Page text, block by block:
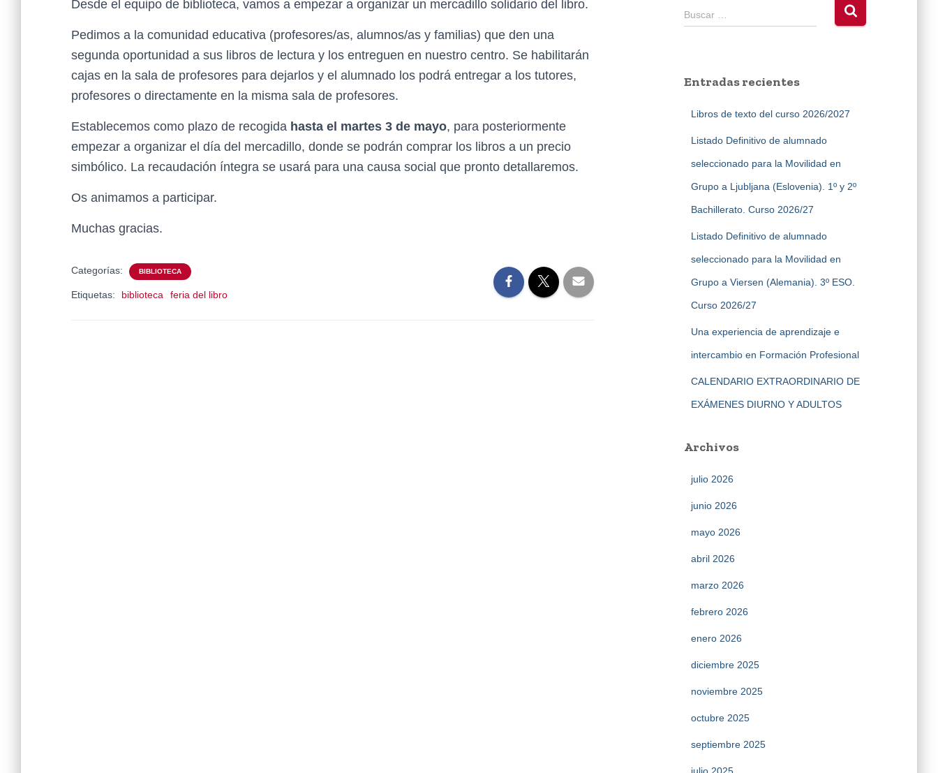
Desde el equipo de biblioteca, vamos a empezar a organizar un mercadillo solidario del libro.
Pedimos a la comunidad educativa (profesores/as, alumnos/as y familias) que den una
segunda oportunidad a sus libros de lectura y los entreguen en nuestro centro. Se habilitarán
cajas en la sala de profesores para dejarlos y el alumnado los podrá entregar a los tutores,
profesores o directamente en la misma sala de profesores.
Establecemos como plazo de recogida hasta el martes 3 de mayo, para posteriormente
empezar a organizar el día del mercadillo, donde se podrán comprar los libros a un precio
simbólico. La recaudación íntegra se usará para una causa social que pronto detallaremos.
Os animamos a participar.
Muchas gracias.
Categorías: BIBLIOTECA
Etiquetas: biblioteca feria del libro
B
u
r
Buscar …
Entradas recientes
Libros de texto del curso 2026/2027
Listado Definitivo de alumnado
seleccionado para la Movilidad en
Grupo a Ljubljana (Eslovenia). 1º y 2º
Bachillerato. Curso 2026/27
Listado Definitivo de alumnado
seleccionado para la Movilidad en
Grupo a Viersen (Alemania). 3º ESO.
Curso 2026/27
Una experiencia de aprendizaje e
intercambio en Formación Profesional
CALENDARIO EXTRAORDINARIO DE
EXÁMENES DIURNO Y ADULTOS
Archivos
julio 2026
junio 2026
mayo 2026
abril 2026
marzo 2026
febrero 2026
enero 2026
diciembre 2025
noviembre 2025
octubre 2025
septiembre 2025